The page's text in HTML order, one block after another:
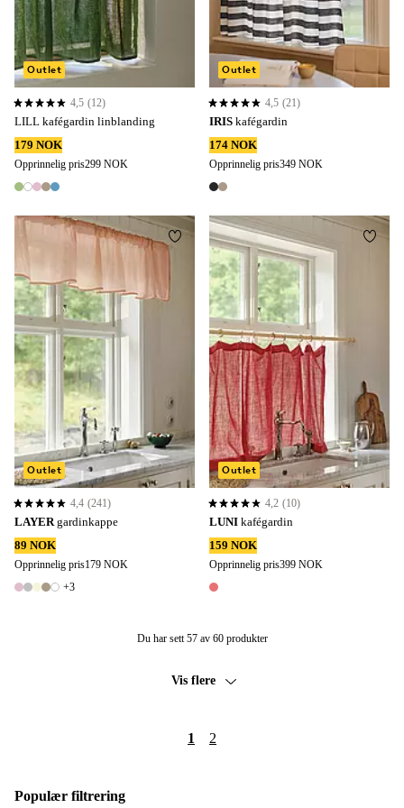
LILL kafégardin linblanding
179 NOK
Opprinnelig pris299 NOK
5 farger
4,5 basert på 12 karaktergivninger
4,5 (12)
Outlet
IRIS kafégardin
174 NOK
Opprinnelig pris349 NOK
2 farger
4,5 basert på 21 karaktergivninger
4,5 (21)
Outlet
LAYER gardinkappe
89 NOK
Opprinnelig pris179 NOK
8 farger
+3
4,4 basert på 241 karaktergivninger
4,4 (241)
Outlet
Legg til favoritter
LUNI kafégardin
159 NOK
Opprinnelig pris399 NOK
1 farge
4,2 basert på 10 karaktergivninger
4,2 (10)
Outlet
Legg
Du har sett 57 av 60 produkter
Vis flere
1 2
Populær filtrering